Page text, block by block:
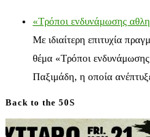
«Τρόποι ενδυνάμωσης
Με ιδιαίτερη επιτυχία
θέμα «Τρόποι
Παξιμάδη, η οποία
Back to the 50S